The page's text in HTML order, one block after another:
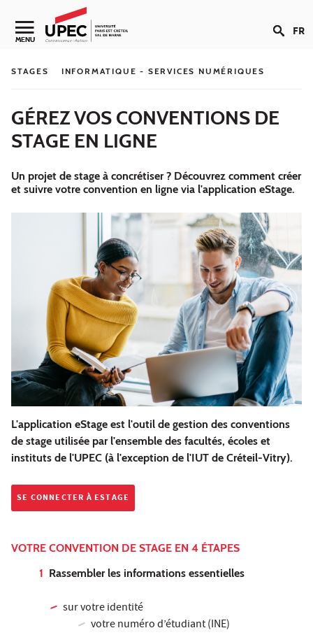
Aller au contenu
Navigation secondaire
MENU FR
STAGES INFORMATIQUE - SERVICES NUMÉRIQUES
GÉREZ VOS CONVENTIONS DE
STAGE EN LIGNE
Un projet de stage à concrétiser ? Découvrez comment créer
et suivre votre convention en ligne via l'application eStage.
L'application eStage est l'outil de gestion des conventions
de stage utilisée par l'ensemble des facultés, écoles et
instituts de l'UPEC (à l'exception de l'IUT de Créteil-Vitry).
SE CONNECTER À ESTAGE
VOTRE CONVENTION DE STAGE EN 4 ÉTAPES
1 Rassembler les informations essentielles
sur votre identité
votre numéro d’étudiant (INE)